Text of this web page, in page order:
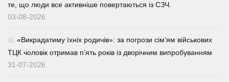
те, що люди все активніше повертаються із СЗЧ.
03-08-2026
«Викрадатиму їхніх родичів»: за погрози сім’ям військових
ТЦК чоловік отримав п’ять років із дворічним випробуванням
31-07-2026